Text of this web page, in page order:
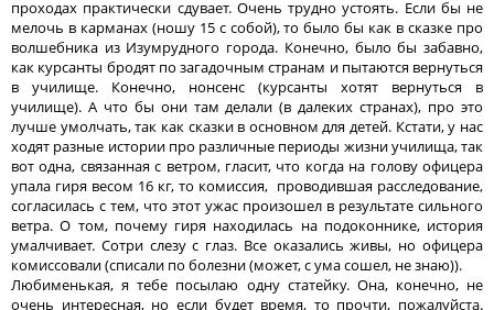
проходах практически сдувает. Очень трудно устоять. Если бы не
мелочь в карманах (ношу 15 с собой), то было бы как в сказке про
волшебника из Изумрудного города. Конечно, было бы забавно,
как курсанты бродят по загадочным странам и пытаются вернуться
в училище. Конечно, нонсенс (курсанты хотят вернуться в
училище). А что бы они там делали (в далеких странах), про это
лучше умолчать, так как сказки в основном для детей. Кстати, у нас
ходят разные истории про различные периоды жизни училища, так
вот одна, связанная с ветром, гласит, что когда на голову офицера
упала гиря весом 16 кг, то комиссия, проводившая расследование,
согласилась с тем, что этот ужас произошел в результате сильного
ветра. О том, почему гиря находилась на подоконнике, история
умалчивает. Сотри слезу с глаз. Все оказались живы, но офицера
комиссовали (списали по болезни (может, с ума сошел, не знаю)).
Любименькая, я тебе посылаю одну статейку. Она, конечно, не
очень интересная, но если будет время, то прочти, пожалуйста.